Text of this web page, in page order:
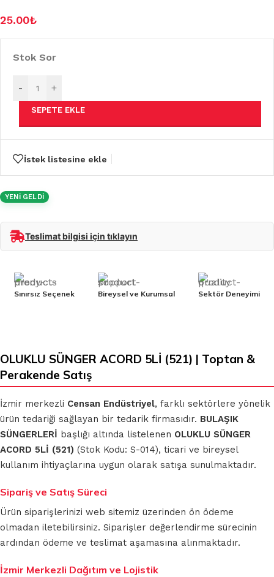
25.00₺
Stok Sor
- +
SEPETE EKLE
İstek listesine ekle
YENİ GELDİ
Teslimat bilgisi için tıklayın
Sınırsız Seçenek Bireysel ve Kurumsal Sektör Deneyimi
OLUKLU SÜNGER ACORD 5Lİ (521) | Toptan &
Perakende Satış
İzmir merkezli Censan Endüstriyel, farklı sektörlere yönelik
ürün tedariği sağlayan bir tedarik firmasıdır. BULAŞIK
SÜNGERLERİ başlığı altında listelenen OLUKLU SÜNGER
ACORD 5Lİ (521) (Stok Kodu: S-014), ticari ve bireysel
kullanım ihtiyaçlarına uygun olarak satışa sunulmaktadır.
Sipariş ve Satış Süreci
Ürün siparişlerinizi web sitemiz üzerinden ön ödeme
olmadan iletebilirsiniz. Siparişler değerlendirme sürecinin
ardından ödeme ve teslimat aşamasına alınmaktadır.
İzmir Merkezli Dağıtım ve Lojistik